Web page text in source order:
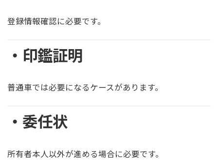
登録情報確認に必要です。
・印鑑証明
普通車では必要になるケースがあります。
・委任状
所有者本人以外が進める場合に必要です。